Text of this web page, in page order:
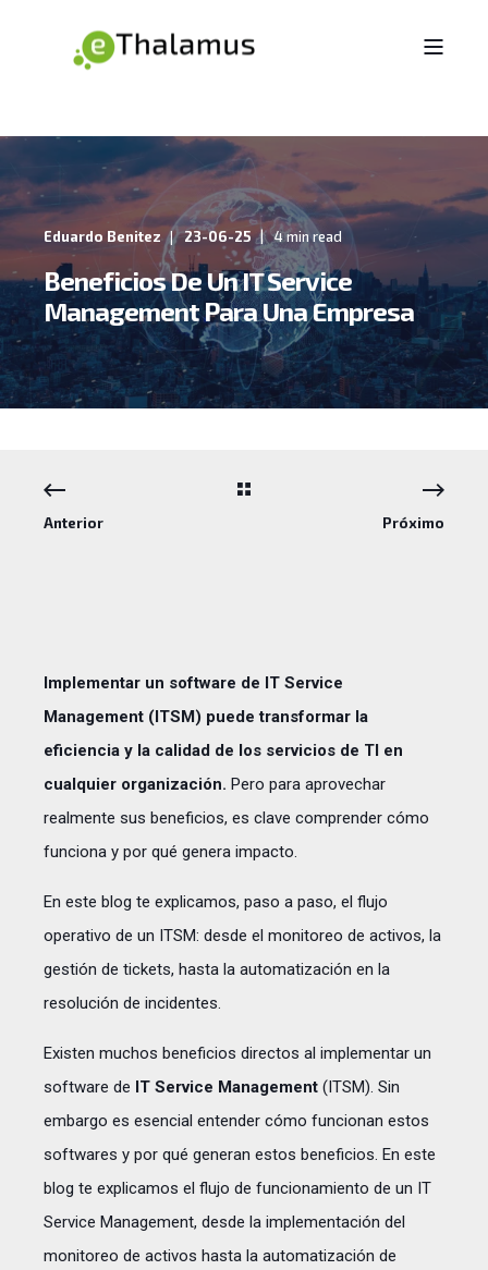
Eduardo Benitez 23-06-25 4 min read
Beneficios De Un IT Service
Management Para Una Empresa
Anterior Próximo
Implementar un software de IT Service
Management (ITSM) puede transformar la
eficiencia y la calidad de los servicios de TI en
cualquier organización. Pero para aprovechar
realmente sus beneficios, es clave comprender cómo
funciona y por qué genera impacto.
En este blog te explicamos, paso a paso, el flujo
operativo de un ITSM: desde el monitoreo de activos, la
gestión de tickets, hasta la automatización en la
resolución de incidentes.
Existen muchos beneficios directos al implementar un
software de IT Service Management (ITSM). Sin
embargo es esencial entender cómo funcionan estos
softwares y por qué generan estos beneficios. En este
blog te explicamos el flujo de funcionamiento de un IT
Service Management, desde la implementación del
monitoreo de activos hasta la automatización de